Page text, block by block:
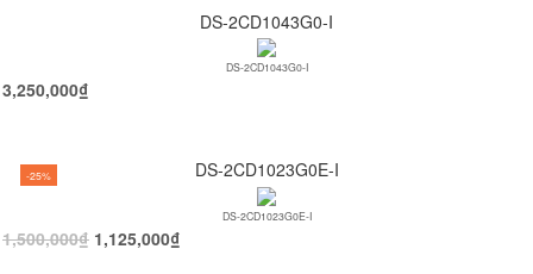
DS-2CD1043G0-I
DS-2CD1043G0-I
3,250,000₫
-25% DS-2CD1023G0E-I
DS-2CD1023G0E-I
1,500,000₫ 1,125,000₫